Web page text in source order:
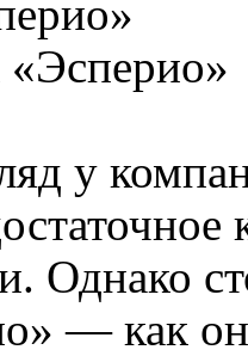
«Эсперио»
у
Однако
— как